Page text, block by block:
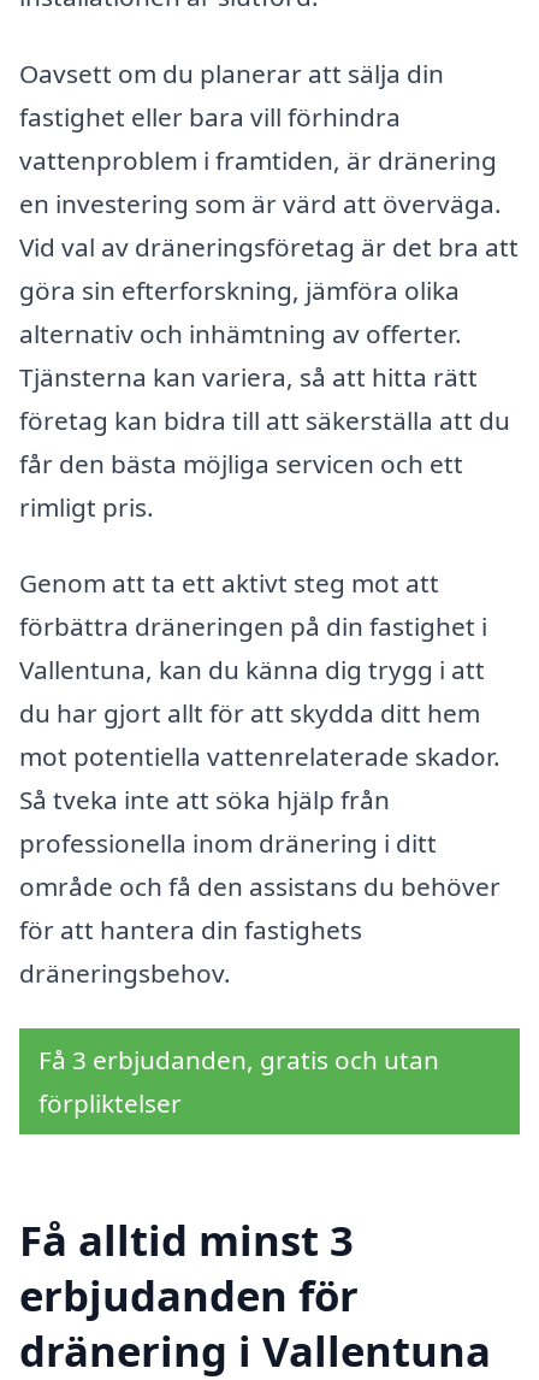
Oavsett om du planerar att sälja din
fastighet eller bara vill förhindra
vattenproblem i framtiden, är dränering
en investering som är värd att överväga.
Vid val av dräneringsföretag är det bra att
göra sin efterforskning, jämföra olika
alternativ och inhämtning av offerter.
Tjänsterna kan variera, så att hitta rätt
företag kan bidra till att säkerställa att du
får den bästa möjliga servicen och ett
rimligt pris.
Genom att ta ett aktivt steg mot att
förbättra dräneringen på din fastighet i
Vallentuna, kan du känna dig trygg i att
du har gjort allt för att skydda ditt hem
mot potentiella vattenrelaterade skador.
Så tveka inte att söka hjälp från
professionella inom dränering i ditt
område och få den assistans du behöver
för att hantera din fastighets
dräneringsbehov.
Få 3 erbjudanden, gratis och utan
förpliktelser
Få alltid minst 3
erbjudanden för
dränering i Vallentuna